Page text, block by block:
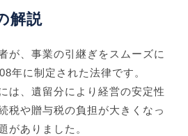
解説
が、事業の引継ぎをスムーズに
年に制定された法律です。
は、遺留分により経営の安定性
税や贈与税の負担が大きくなっ
がありました。